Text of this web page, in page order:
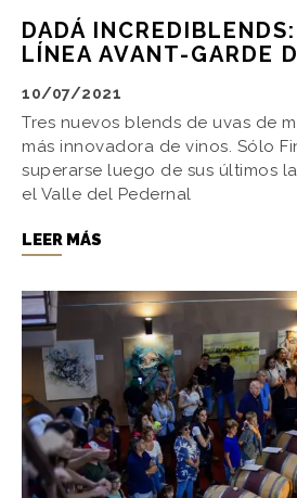
DADÁ
LÍNEA AVANT-GARDE
10/07/2021
Tres nuevos blends de uvas de
más innovadora de vinos. Sólo
superarse luego de sus últimos
el Valle del Pedernal
LEER MÁS